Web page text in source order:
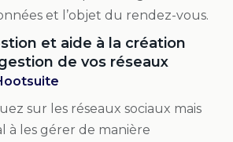
et l’objet du rendez-vous.
et aide à la création
de vos réseaux
sur les réseaux sociaux mais
à les gérer de manière